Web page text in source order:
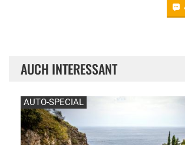
AUCH INTERESSANT
AUTO-SPECIAL